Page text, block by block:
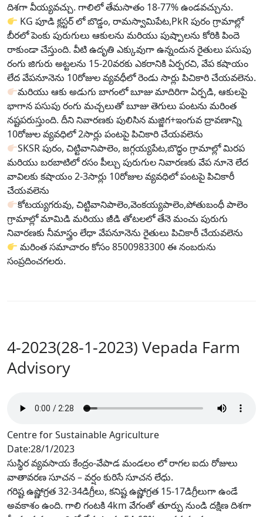
దిశగా వీయ్యవచ్చు. గాలిలో తేమసాతం 18-77% ఉండవచ్చును.
KG పూడి క్లస్టర్ లో బొడ్డం, రామస్వామిపేట,PkR పురం గ్రామాల్లో
బీరలో పెంకు పురుగులు ఆకులను మరియు పుష్పాలను కోరికి పిందె
రాకుండా చేస్తుంది. వీటి ఉదృతి ఎక్కువుగా ఉన్నందున రైతులు పసుపు
రంగు జిగురు అట్టలను 15-20వరకు ఎకరానికి ఏర్పరచి, వేప కషాయం
లేద వేపనూనెను 10రోజుల వ్యవధీలో రెండు సార్లు పిచికారి చేయవలెను.
మరియు ఆకు అడుగు బాగంలో బూజు మాదిరిగా ఏర్పడి, ఆకులపై
భాగాన పసుపు రంగు మచ్చలుతో బూజు తెగులు పంటను మరింత
నష్టపరుస్తుంది. దీని నివారణకు పులిసిన మజ్జిగ+ఇంగువ ద్రావణాన్ని
10రోజుల వ్యవధిలో 2సార్లు పంటపై పిచికారి చేయవలెను
SKSR పురం, చిట్టివానిపాలెం, జగ్గయ్యపేట,బొద్ధం గ్రామాల్లో మిరప
మరియు బరబాటిలో రసం పీల్చు పురుగుల నివారణకు వేప నూనె లేద
వావిలకు కషాయం 2-3సార్లు 10రోజుల వ్యవధిలో పంటపై పిచికారీ
చేయవలెను
కోటయ్యగరువు, చిట్టివానిపాలెం,వెంకయ్యపాలెం,పోతుబంధీ పాలెం
గ్రామాల్లో మామిడి మరియు జీడి తోటలలో తేనె మంచు పురుగు
నివారణకు నీమాస్త్రం లేధా వేపనూనెను రైతులు పిచికారీ చేయవలెను
మరింత సమాచారం కోసం 8500983300 ఈ నంబరును
సంప్రదించగలరు.
4-2023(28-1-2023) Vepada Farm
Advisory
Centre for Sustainable Agriculture
Date:28/1/2023
సుస్థిర వ్యవసాయ కేంద్రం-వేపాడ మండలం లో రాగల ఐదు రోజులు
వాతావరణ సూచన – వర్షం కురిసే సూచన లేధు.
గరిష్ట ఉష్ణోగ్రత 32-34డిగ్రీలు, కనిష్ట ఉష్ణోగ్రత 15-17డిగ్రీలుగా ఉండే
అవకాశం ఉంది. గాలి గంటకి 4km వేగంతో తూర్పు నుండి దక్షిణ దిశగా